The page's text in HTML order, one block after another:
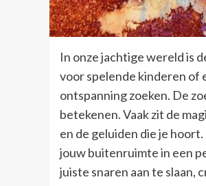
In onze jachtige wereld is
voor spelende kinderen of
ontspanning zoeken. De
betekenen. Vaak zit de
en de geluiden die je
jouw buitenruimte in een
juiste snaren aan te slaan,